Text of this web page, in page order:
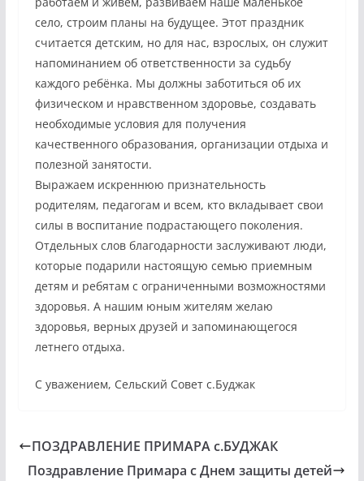
село, строим планы на будущее. Этот праздник
считается детским, но для нас, взрослых, он служит
напоминанием об ответственности за судьбу
каждого ребёнка. Мы должны заботиться об их
физическом и нравственном здоровье, создавать
необходимые условия для получения
качественного образования, организации отдыха и
полезной занятости.
Выражаем искреннюю признательность
родителям, педагогам и всем, кто вкладывает свои
силы в воспитание подрастающего поколения.
Отдельных слов благодарности заслуживают люди,
которые подарили настоящую семью приемным
детям и ребятам с ограниченными возможностями
здоровья. А нашим юным жителям желаю
здоровья, верных друзей и запоминающегося
летнего отдыха.
С уважением, Сельский Совет с.Буджак
ПОЗДРАВЛЕНИЕ ПРИМАРА с.БУДЖАК
Поздравление Примара с Днем защиты детей